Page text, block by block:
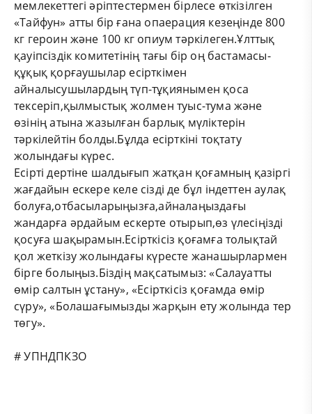
мемлекеттегі әріптестермен бірлесе өткізілген
«Тайфун» атты бір ғана опаерация кезеңінде 800
кг героин және 100 кг опиум тәркілеген.Ұлттық
қауіпсіздік комитетінің тағы бір оң бастамасы-
құқық қорғаушылар есірткімен
айналысушылардың түп-тұқиянымен қоса
тексеріп,қылмыстық жолмен туыс-тума және
өзінің атына жазылған барлық мүліктерін
тәркілейтін болды.Бұлда есірткіні тоқтату
жолындағы күрес.
Есірті дертіне шалдығып жатқан қоғамның қазіргі
жағдайын ескере келе сізді де бұл індеттен аулақ
болуға,отбасыларыңызға,айналаңыздағы
жандарға әрдайым ескерте отырып,өз үлесіңізді
қосуға шақырамын.Есірткісіз қоғамға толықтай
қол жеткізу жолындағы күресте жанашырлармен
бірге болыңыз.Біздің мақсатымыз: «Cалауатты
өмір салтын ұстану», «Есірткісіз қоғамда өмір
сүру», «Болашағымызды жарқын ету жолында тер
төгу».
# УПНДПКЗО